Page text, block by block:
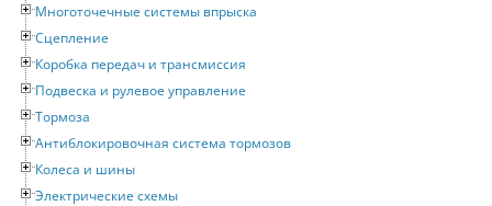
Многоточечные системы впрыска
Сцепление
Коробка передач и трансмиссия
Подвеска и рулевое управление
Тормоза
Антиблокировочная система тормозов
Колеса и шины
Электрические схемы